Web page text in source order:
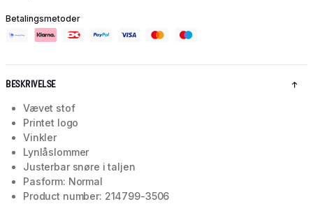
Betalingsmetoder
BESKRIVELSE
Vævet stof
Printet logo
Vinkler
Lynlåslommer
Justerbar snøre i taljen
Pasform: Normal
Product number: 214799-3506